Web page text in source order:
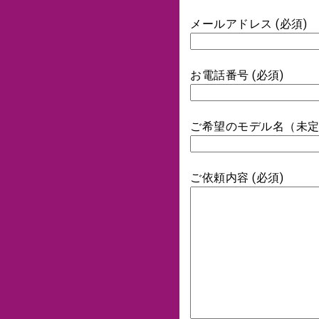
メールアドレス (必須)
お電話番号 (必須)
ご希望のモデル名（未
ご依頼内容 (必須)